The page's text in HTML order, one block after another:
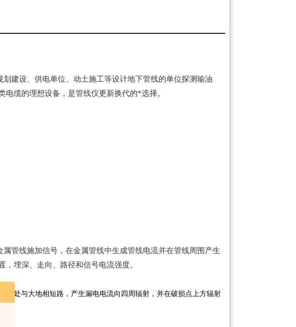
建设、供电单位、动土施工等设计地下管线的单位探测输油
电缆的理想设备，是管线仪更新换代的*选择。
管线施加信号，在金属管线中生成管线电流并在管线周围产生
埋深、走向、路径和信号电流强度。
该处与大地相短路，产生漏电电流向四周辐射，并在破损点上方辐射